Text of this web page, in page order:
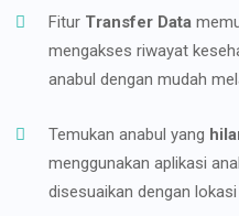
Fitur Transfer Data
mengakses riwayat
anabul dengan mudah
Temukan anabul yang
menggunakan aplikasi
disesuaikan dengan